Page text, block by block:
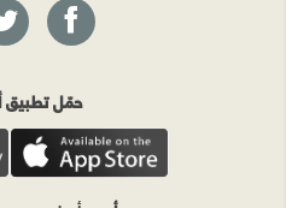
حمّل تطبيق